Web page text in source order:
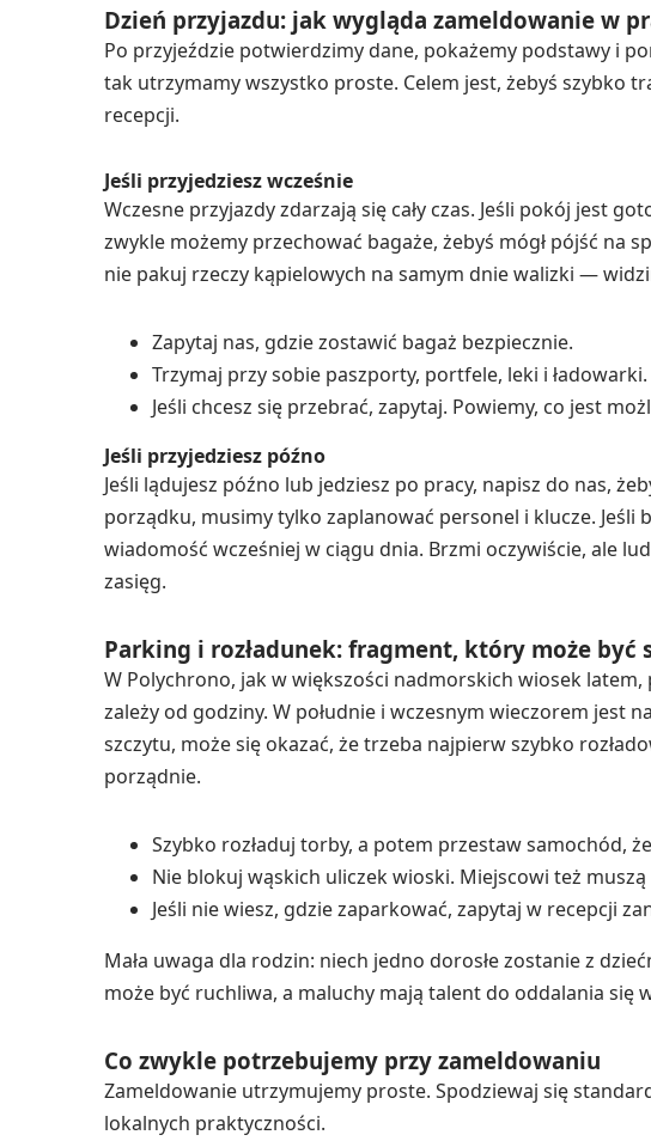
Dzień przyjazdu: jak wygląda zameldowanie w
Po przyjeździe potwierdzimy dane, pokażemy podstawy i
tak utrzymamy wszystko proste. Celem jest, żebyś szybko
recepcji.
Jeśli przyjedziesz wcześnie
Wczesne przyjazdy zdarzają się cały czas. Jeśli pokój jest
zwykle możemy przechować bagaże, żebyś mógł pójść na
nie pakuj rzeczy kąpielowych na samym dnie walizki —
Zapytaj nas, gdzie zostawić bagaż bezpiecznie.
Trzymaj przy sobie paszporty, portfele, leki i ładowarki.
Jeśli chcesz się przebrać, zapytaj. Powiemy, co jest
Jeśli przyjedziesz późno
Jeśli lądujesz późno lub jedziesz po pracy, napisz do nas,
porządku, musimy tylko zaplanować personel i klucze.
wiadomość wcześniej w ciągu dnia. Brzmi oczywiście, ale
zasięg.
Parking i rozładunek: fragment, który może być
W Polychrono, jak w większości nadmorskich wiosek
zależy od godziny. W południe i wczesnym wieczorem jest
szczytu, może się okazać, że trzeba najpierw szybko
porządnie.
Szybko rozładuj torby, a potem przestaw samochód,
Nie blokuj wąskich uliczek wioski. Miejscowi też muszą
Jeśli nie wiesz, gdzie zaparkować, zapytaj w recepcji
Mała uwaga dla rodzin: niech jedno dorosłe zostanie z
może być ruchliwa, a maluchy mają talent do oddalania się
Co zwykle potrzebujemy przy zameldowaniu
Zameldowanie utrzymujemy proste. Spodziewaj się
lokalnych praktyczności.